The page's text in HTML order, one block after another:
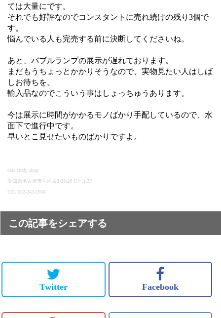
ては大量にです。
それでも好評なのでコンスタントに売れ続けの残り3個で
す。
悩んでいる人も完売する前に決断してくださいね。
あと、バブルランプの展示が遅れております。
まだもうちょっとかかりそうなので、実物見たい人はしば
しお待ちを。
輸入品なのでこういう事はしょっちゅうあります。
今は展示に時間がかかるモノばかり手配しているので、水
面下で進行中です。
早いとこ見せたいものばかりですよ。
case study shop
愛知県名古屋市中区栄3-33-28 Uビル2F
TEL 052-243-1950
この記事をシェアする
Twitter Facebook